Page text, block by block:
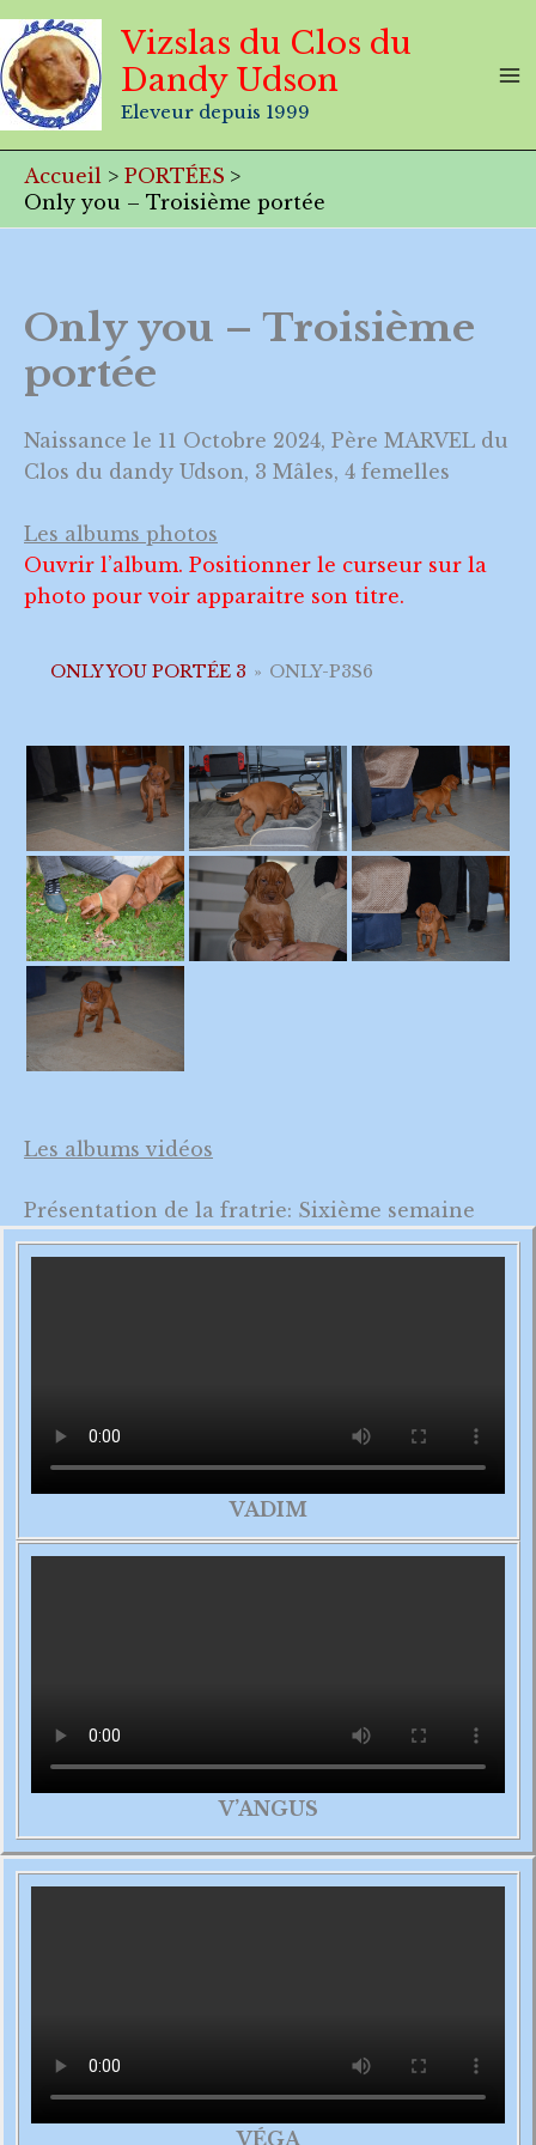
Aller
au
contenu
Vizslas du Clos du
Dandy Udson
Eleveur depuis 1999
Accueil
PORTÉES
Only you – Troisième portée
Only you – Troisième
portée
Naissance le 11 Octobre 2024, Père MARVEL du
Clos du dandy Udson, 3 Mâles, 4 femelles
Les albums photos
Ouvrir l’album. Positionner le curseur sur la
photo pour voir apparaitre son titre.
ONLY YOU PORTÉE 3 » ONLY-P3S6
Les albums vidéos
Présentation de la fratrie: Sixième semaine
VADIM
V’ANGUS
VÉGA